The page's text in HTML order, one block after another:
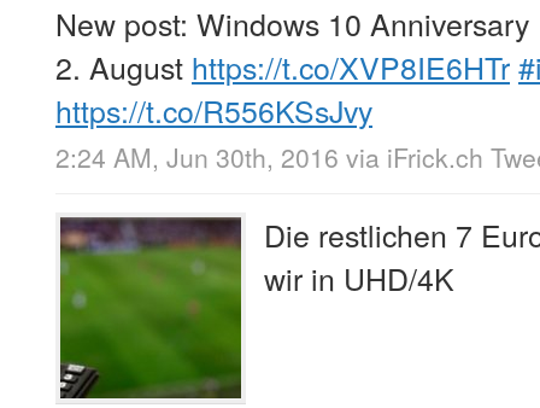
New post: Windows 10
2. August https://t.co/XVP8IE6HTr
https://t.co/R556KSsJvy
2:24 AM, Jun 30th, 2016 via iFrick.ch
Die restlichen 7
wir in UHD/4K